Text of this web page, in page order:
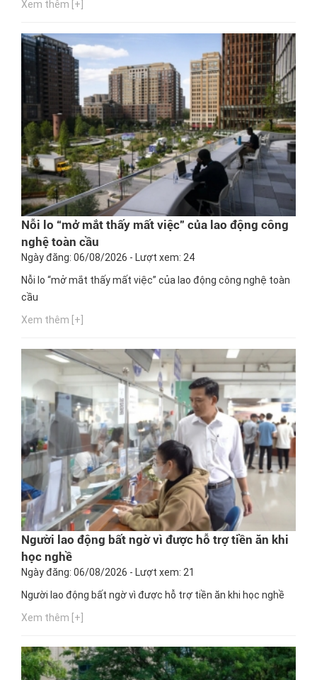
Xem thêm [+]
Nỗi lo “mở mắt thấy mất việc” của lao động công
nghệ toàn cầu
Ngày đăng: 06/08/2026 - Lượt xem: 24
Nỗi lo “mở mắt thấy mất việc” của lao động công nghệ toàn
cầu
Xem thêm [+]
Người lao động bất ngờ vì được hỗ trợ tiền ăn khi
học nghề
Ngày đăng: 06/08/2026 - Lượt xem: 21
Người lao động bất ngờ vì được hỗ trợ tiền ăn khi học nghề
Xem thêm [+]